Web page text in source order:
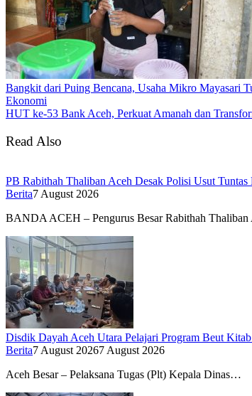
Bangkit dari Puing Bencana, Usaha Mikro Mayasari
Ekonomi
HUT ke-53 Bank Aceh, Perkuat Amanah dan
Read Also
PB Rabithah Thaliban Aceh Desak Polisi Usut
Berita7 August 2026
BANDA ACEH – Pengurus Besar Rabithah
Disdik Dayah Aceh Utara Pelajari Program Beut
Berita7 August 20267 August 2026
Aceh Besar – Pelaksana Tugas (Plt) Kepala Dinas…